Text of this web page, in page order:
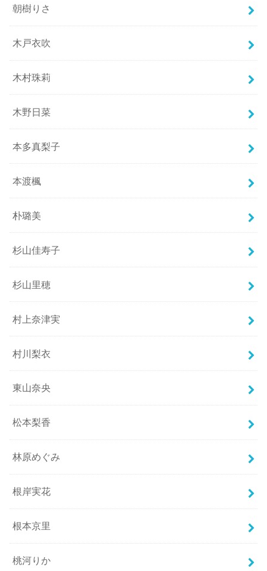
朝樹りさ
木戸衣吹
木村珠莉
木野日菜
本多真梨子
本渡楓
朴璐美
杉山佳寿子
杉山里穂
村上奈津実
村川梨衣
東山奈央
松本梨香
林原めぐみ
根岸実花
根本京里
桃河りか